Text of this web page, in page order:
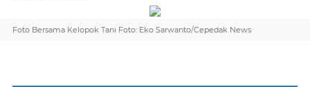
Foto Bersama Kelopok Tani Foto: Eko Sarwanto/Cepedak News